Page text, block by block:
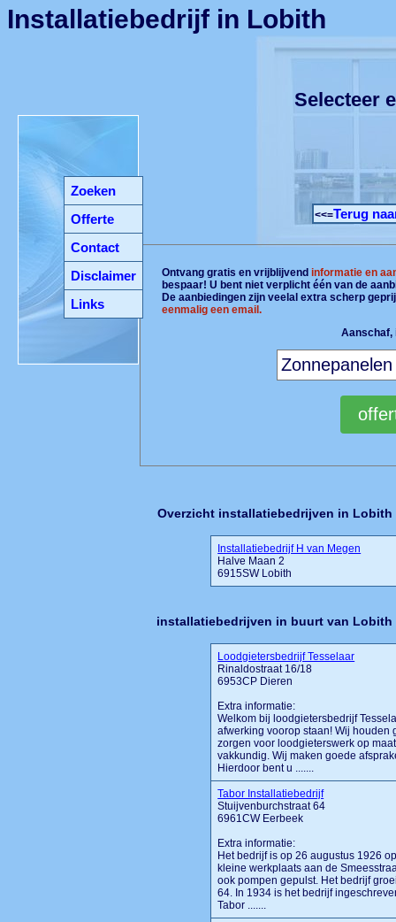
Zoeken
Offerte
Contact
Disclaimer
Links
Installatiebedrijf in Lobith
Selecteer
<<=Terug
Ontvang gratis en vrijblijvendinformatie en
bespaar! U bent niet verplicht één van de
De aanbiedingen zijn veelal extra scherp
eenmalig een email.
Aanschaf,
Overzicht installatiebedrijven in Lobith
Installatiebedrijf H van Megen
Halve Maan 2
6915SW Lobith
installatiebedrijven in buurt van Lobith
Loodgietersbedrijf Tesselaar
Rinaldostraat 16/18
6953CP Dieren
Extra informatie:
Welkom bij loodgietersbedrijf
afwerking voorop staan! Wij houden
zorgen voor loodgieterswerk op
vakkundig. Wij maken goede
Hierdoor bent u .......
Tabor Installatiebedrijf
Stuijvenburchstraat 64
6961CW Eerbeek
Extra informatie:
Het bedrijf is op 26 augustus 1926
kleine werkplaats aan de
ook pompen gepulst. Het bedrijf
64. In 1934 is het bedrijf
Tabor .......